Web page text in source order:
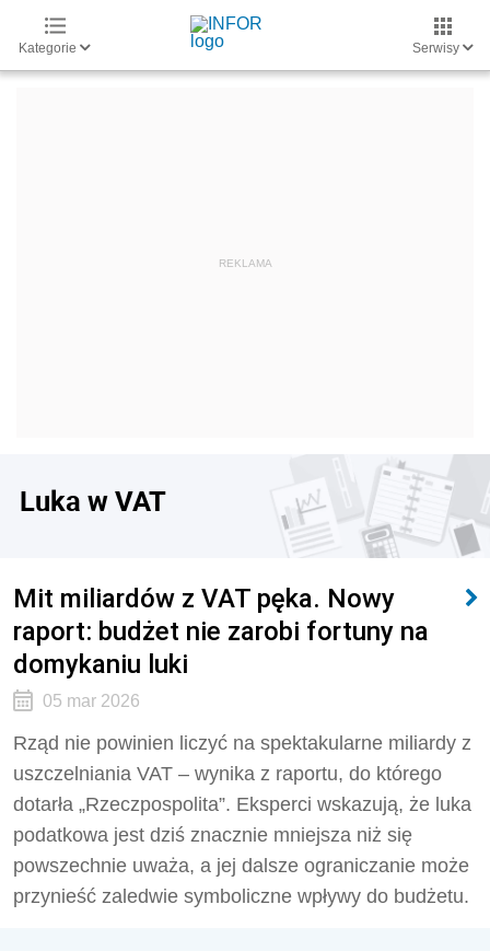
Kategorie Serwisy
Luka w VAT
Mit miliardów z VAT pęka. Nowy
raport: budżet nie zarobi fortuny na
domykaniu luki
05 mar 2026
Rząd nie powinien liczyć na spektakularne miliardy z
uszczelniania VAT – wynika z raportu, do którego
dotarła „Rzeczpospolita”. Eksperci wskazują, że luka
podatkowa jest dziś znacznie mniejsza niż się
powszechnie uważa, a jej dalsze ograniczanie może
przynieść zaledwie symboliczne wpływy do budżetu.